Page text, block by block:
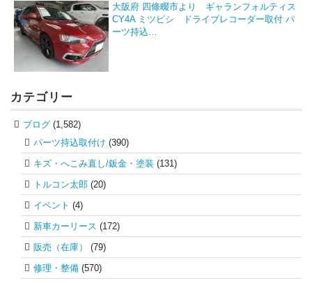
大阪府 四條畷市より ギャランフォルティス
CY4A ミツビシ ドライブレコーダー取付 パ
ーツ持込…
カテゴリー
ブログ (1,582)
パーツ持込取付け (390)
キズ・へこみ直し/鈑金・塗装 (131)
トルコン太郎 (20)
イベント (4)
新車カーリース (172)
販売（在庫）
(79)
修理・整備 (570)